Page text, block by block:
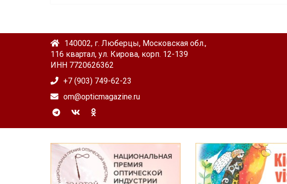
140002, г. Люберцы, Московская обл.,
116 квартал, ул. Кирова, корп. 12-139
ИНН 7720626362
+7 (903) 749-62-23
om@opticmagazine.ru